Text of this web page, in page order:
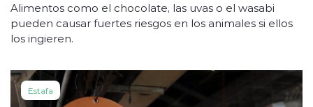
Alimentos como el chocolate, las uvas o el wasabi
pueden causar fuertes riesgos en los animales si ellos
los ingieren.
Estafa